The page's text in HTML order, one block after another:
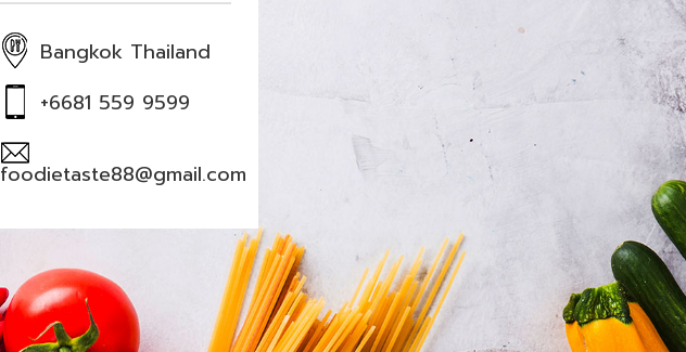
Bangkok Thailand
+6681 559 9599
foodietaste88@gmail.com